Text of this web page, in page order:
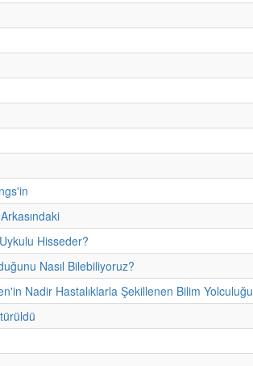
Hisseder?
Nasıl Bilebiliyoruz?
Nadir Hastalıklarla Şekillenen Bilim Yolculuğu